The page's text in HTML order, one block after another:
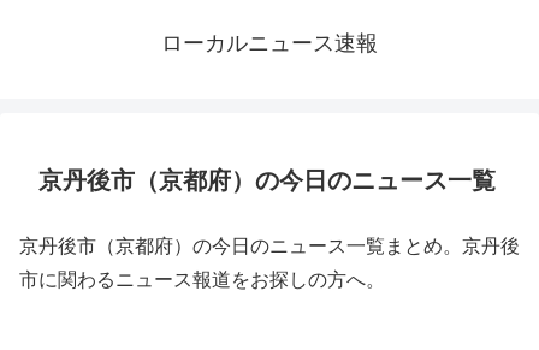
ローカルニュース速報
京丹後市（京都府）の今日のニュース一覧
京丹後市（京都府）の今日のニュース一覧まとめ。京丹後
市に関わるニュース報道をお探しの方へ。